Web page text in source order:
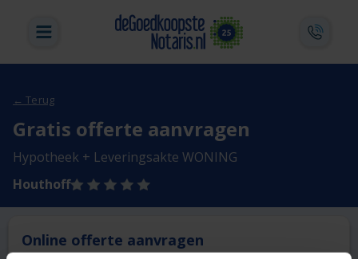
← Terug
Gratis offerte aanvragen
Hypotheek + Leveringsakte WONING
Houthoff
Online offerte aanvragen